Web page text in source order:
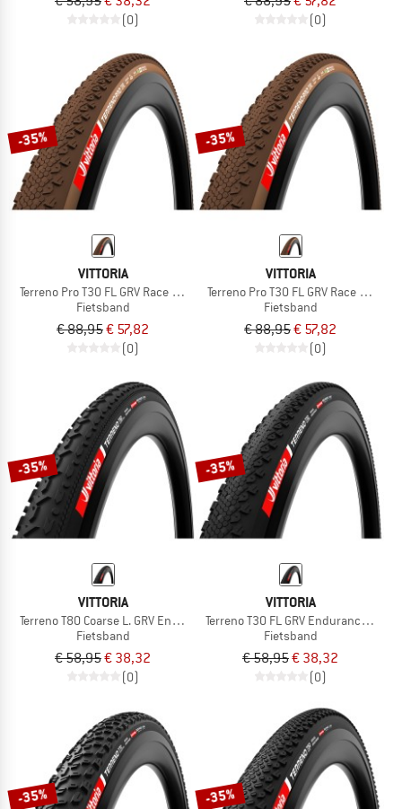
(0) (0)
-35%
VITTORIA
Terreno Pro T30 FL GRV Race 28'' (45-622) Fold.
Fietsband
€ 88,95€ 57,82
(0)
-35%
VITTORIA
Terreno Pro T30 FL GRV Race 28''
Fietsband
€ 88,95€ 57,82
(0)
-35%
VITTORIA
Terreno T80 Coarse L. GRV End. 28''(50-622) Fdb.
Fietsband
€ 58,95€ 38,32
(0)
-35%
VITTORIA
Terreno T30 FL GRV Endurance 28''
Fietsband
€ 58,95€ 38,32
(0)
-35% -35%